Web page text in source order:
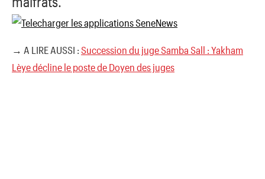
→ A LIRE AUSSI : Succession du juge Samba Sall : Yakham
Lèye décline le poste de Doyen des juges